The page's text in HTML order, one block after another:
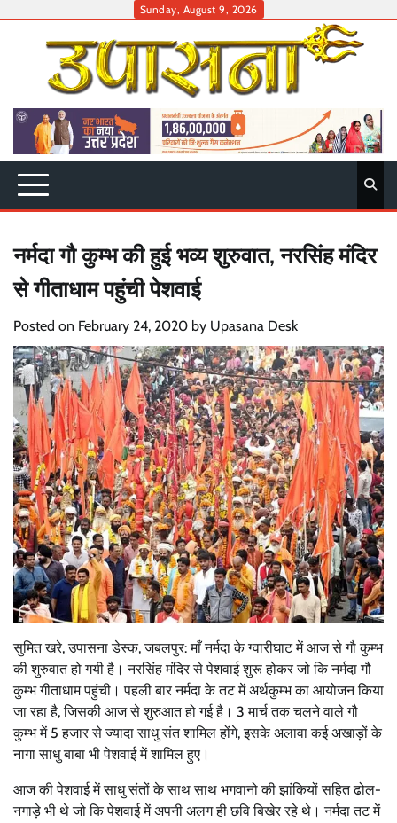
Sunday, August 9, 2026
नर्मदा गौ कुम्भ की हुई भव्य शुरुवात, नरसिंह मंदिर
से गीताधाम पहुंची पेशवाई
Posted on February 24, 2020 by Upasana Desk
सुमित खरे, उपासना डेस्क, जबलपुर: माँ नर्मदा के ग्वारीघाट में आज से गौ कुम्भ
की शुरुवात हो गयी है। नरसिंह मंदिर से पेशवाई शुरू होकर जो कि नर्मदा गौ
कुम्भ गीताधाम पहुंची। पहली बार नर्मदा के तट में अर्थकुम्भ का आयोजन किया
जा रहा है, जिसकी आज से शुरुआत हो गई है। 3 मार्च तक चलने वाले गौ
कुम्भ में 5 हजार से ज्यादा साधु संत शामिल होंगे, इसके अलावा कई अखाड़ों के
नागा साधु बाबा भी पेशवाई में शामिल हुए।
आज की पेशवाई में साधु संतों के साथ साथ भगवानो की झांकियों सहित ढोल-
नगाड़े भी थे जो कि पेशवाई में अपनी अलग ही छवि बिखेर रहे थे। नर्मदा तट में